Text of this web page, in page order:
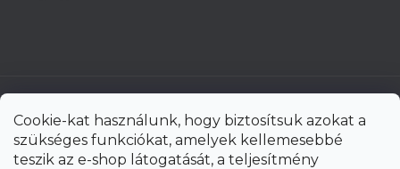
Cookie-kat használunk, hogy biztosítsuk azokat a
szükséges funkciókat, amelyek kellemesebbé
teszik az e-shop látogatását, a teljesítmény